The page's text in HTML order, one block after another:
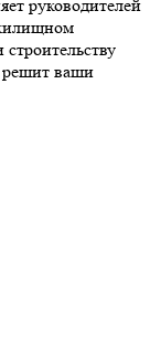
руководителей
решит ваши